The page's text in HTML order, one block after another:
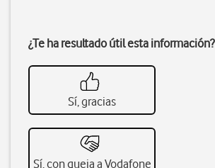
¿Te ha resultado útil esta información?
Sí, gracias
Sí, con queja a Vodafone